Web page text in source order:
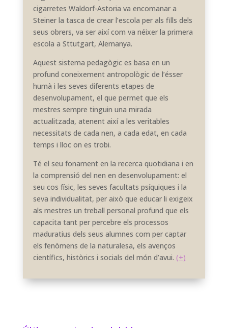
cigarretes Waldorf-Astoria va encomanar a
Steiner la tasca de crear l’escola per als fills dels
seus obrers, va ser així com va néixer la primera
escola a Sttutgart, Alemanya.
Aquest sistema pedagògic es basa en un
profund coneixement antropològic de l’ésser
humà i les seves diferents etapes de
desenvolupament, el que permet que els
mestres sempre tinguin una mirada
actualitzada, atenent així a les veritables
necessitats de cada nen, a cada edat, en cada
temps i lloc on es trobi.
Té el seu fonament en la recerca quotidiana i en
la comprensió del nen en desenvolupament: el
seu cos físic, les seves facultats psíquiques i la
seva individualitat, per això que educar li exigeix
als mestres un treball personal profund que els
capacita tant per percebre els processos
maduratius dels seus alumnes com per captar
els fenòmens de la naturalesa, els avenços
científics, històrics i socials del món d’avui. (+)